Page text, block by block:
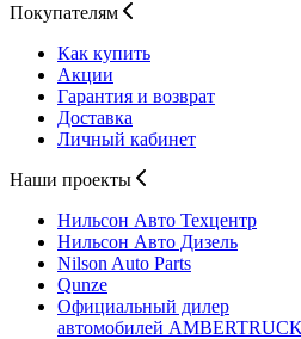
Покупателям
Как купить
Акции
Гарантия и возврат
Доставка
Личный кабинет
Наши проекты
Нильсон Авто Техцентр
Нильсон Авто Дизель
Nilson Auto Parts
Qunze
Официальный дилер
автомобилей AMBERTRUCK